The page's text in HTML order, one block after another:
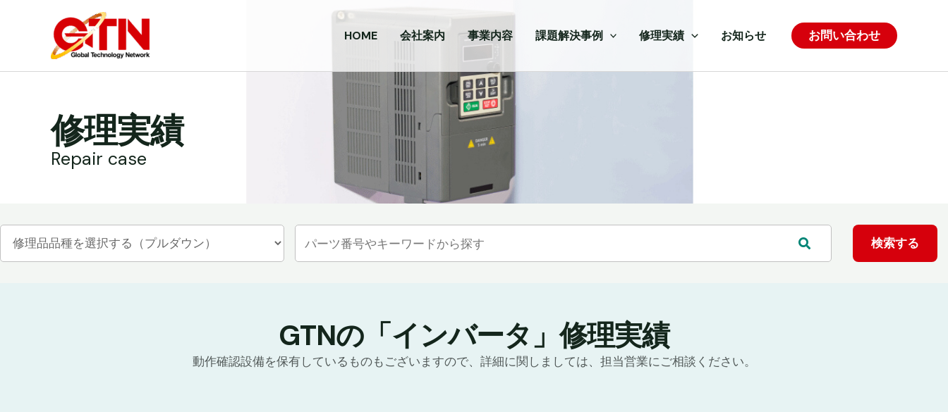
HOME 会社案内 事業内容 課題解決事例 修理実績 お知らせ お問い合わせ
修理実績
Repair case
GTNの「インバータ」修理実績
動作確認設備を保有しているものもございますので、詳細に関しましては、担当営業にご相談ください。